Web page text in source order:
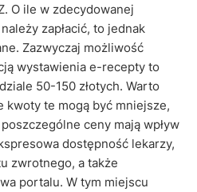
O ile w zdecydowanej
zapłacić, to jednak
Zazwyczaj możliwość
wystawienia e-recepty to
50-150 złotych. Warto
kwoty te mogą być mniejsze,
ceny mają wpływ
dostępność lekarzy,
zwrotnego, a także
portalu. W tym miejscu